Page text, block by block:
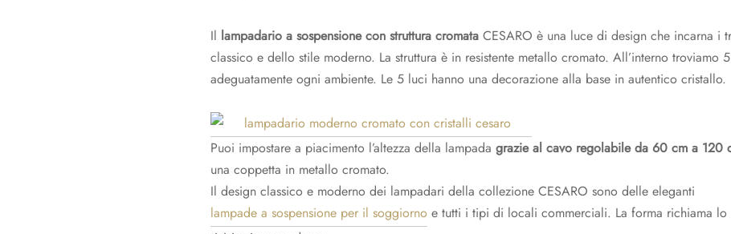
Il lampadario a sospensione con struttura cromata CESARO è una luce di design che incarna i
classico e dello stile moderno. La struttura è in resistente metallo cromato. All’interno troviamo
adeguatamente ogni ambiente. Le 5 luci hanno una decorazione alla base in autentico cristallo.
Puoi impostare a piacimento l’altezza della lampada grazie al cavo regolabile da 60 cm a 120
una coppetta in metallo cromato.
Il design classico e moderno dei lampadari della collezione CESARO sono delle eleganti
lampade a sospensione per il soggiorno e tutti i tipi di locali commerciali. La forma richiama lo